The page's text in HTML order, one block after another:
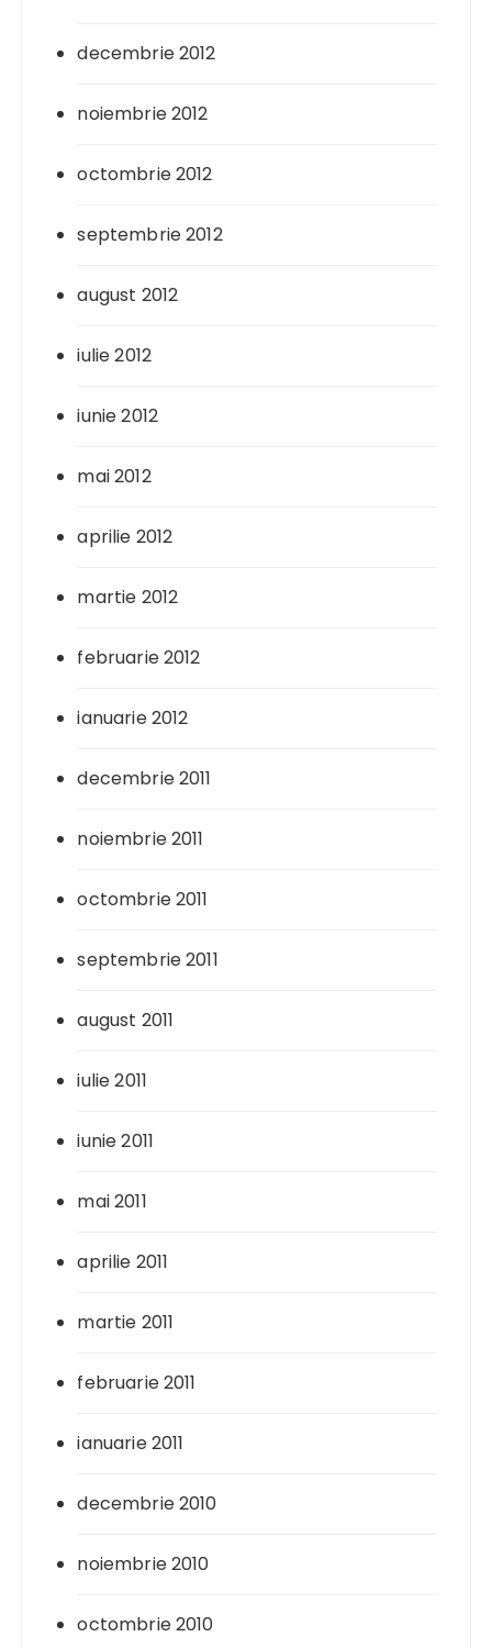
decembrie 2012
noiembrie 2012
octombrie 2012
septembrie 2012
august 2012
iulie 2012
iunie 2012
mai 2012
aprilie 2012
martie 2012
februarie 2012
ianuarie 2012
decembrie 2011
noiembrie 2011
octombrie 2011
septembrie 2011
august 2011
iulie 2011
iunie 2011
mai 2011
aprilie 2011
martie 2011
februarie 2011
ianuarie 2011
decembrie 2010
noiembrie 2010
octombrie 2010